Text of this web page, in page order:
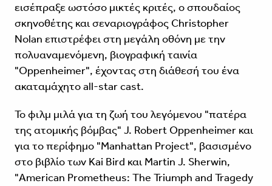
εισέπραξε ωστόσο μικτές κριτές, ο σπουδαίος
σκηνοθέτης και σεναριογράφος Christopher
Nolan επιστρέφει στη μεγάλη οθόνη με την
πολυαναμενόμενη, βιογραφική ταινία
"Oppenheimer", έχοντας στη διάθεσή του ένα
ακαταμάχητο all-star cast.
Το φιλμ μιλά για τη ζωή του λεγόμενου "πατέρα
της ατομικής βόμβας" J. Robert Oppenheimer και
για το περίφημο "Manhattan Project", βασισμένο
στο βιβλίο των Kai Bird και Martin J. Sherwin,
"American Prometheus: The Triumph and Tragedy